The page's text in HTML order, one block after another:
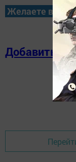
Желаете
Добавить в